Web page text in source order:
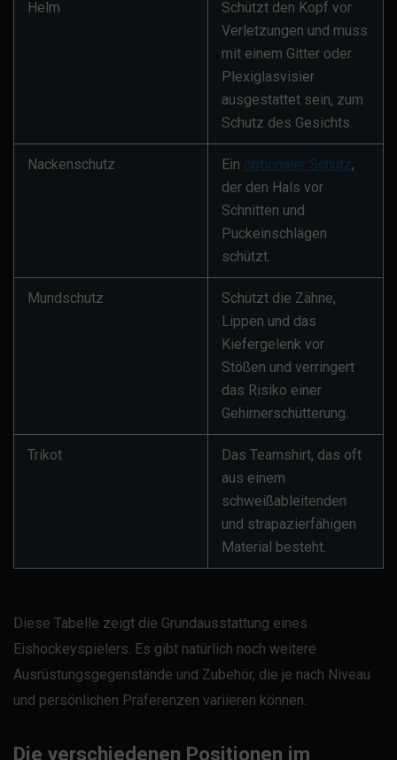
Helm
Schützt den Kopf vor
Verletzungen und muss
mit einem Gitter oder
Plexiglasvisier
ausgestattet sein, zum
Schutz des Gesichts.
Nackenschutz Ein optionaler Schutz,
der den Hals vor
Schnitten und
Puckeinschlägen
schützt.
Mundschutz
Schützt die Zähne,
Lippen und das
Kiefergelenk vor
Stößen und verringert
das Risiko einer
Gehirnerschütterung.
Trikot
Das Teamshirt, das oft
aus einem
schweißableitenden
und strapazierfähigen
Material besteht.
Diese Tabelle zeigt die Grundausstattung eines
Eishockeyspielers. Es gibt natürlich noch weitere
Ausrüstungsgegenstände und Zubehör, die je nach Niveau
und persönlichen Präferenzen variieren können.
Die verschiedenen Positionen im